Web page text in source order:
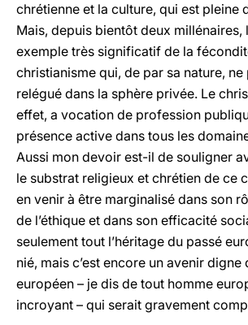
chrétienne et la culture, qui est pleine
Mais, depuis bientôt deux millénaires,
exemple très significatif de la
christianisme qui, de par sa nature, ne
relégué dans la sphère privée. Le
effet, a vocation de profession
présence active dans tous les
Aussi mon devoir est-il de souligner
le substrat religieux et chrétien de ce
en venir à être marginalisé dans son
de l’éthique et dans son efficacité
seulement tout l’héritage du passé
nié, mais c’est encore un avenir digne
européen – je dis de tout homme
incroyant – qui serait gravement